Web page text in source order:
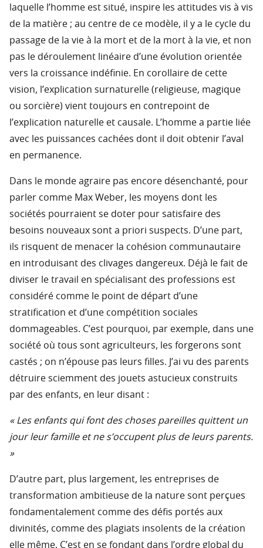
laquelle l’homme est situé, inspire les attitudes vis à vis
de la matière ; au centre de ce modèle, il y a le cycle du
passage de la vie à la mort et de la mort à la vie, et non
pas le déroulement linéaire d’une évolution orientée
vers la croissance indéfinie. En corollaire de cette
vision, l’explication surnaturelle (religieuse, magique
ou sorcière) vient toujours en contrepoint de
l’explication naturelle et causale. L’homme a partie liée
avec les puissances cachées dont il doit obtenir l’aval
en permanence.
Dans le monde agraire pas encore désenchanté, pour
parler comme Max Weber, les moyens dont les
sociétés pourraient se doter pour satisfaire des
besoins nouveaux sont a priori suspects. D’une part,
ils risquent de menacer la cohésion communautaire
en introduisant des clivages dangereux. Déjà le fait de
diviser le travail en spécialisant des professions est
considéré comme le point de départ d’une
stratification et d’une compétition sociales
dommageables. C’est pourquoi, par exemple, dans une
société où tous sont agriculteurs, les forgerons sont
castés ; on n’épouse pas leurs filles. J’ai vu des parents
détruire sciemment des jouets astucieux construits
par des enfants, en leur disant :
« Les enfants qui font des choses pareilles quittent un
jour leur famille et ne s’occupent plus de leurs parents.
»
D’autre part, plus largement, les entreprises de
transformation ambitieuse de la nature sont perçues
fondamentalement comme des défis portés aux
divinités, comme des plagiats insolents de la création
elle même. C’est en se fondant dans l’ordre global du